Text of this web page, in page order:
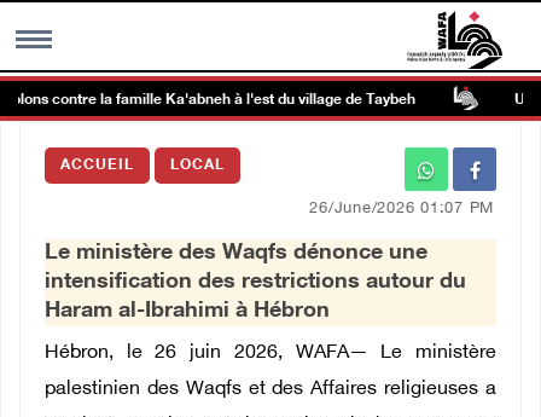
MENU
Galerie d’images
Centre palestinien
العربية
contre la famille Ka'abneh à l'est du village de Taybeh Un
ACCUEIL LOCAL
26/June/2026 01:07 PM
Le ministère des Waqfs dénonce une
intensification des restrictions autour du
Haram al-Ibrahimi à Hébron
Hébron, le 26 juin 2026, WAFA— Le ministère
palestinien des Waqfs et des Affaires religieuses a